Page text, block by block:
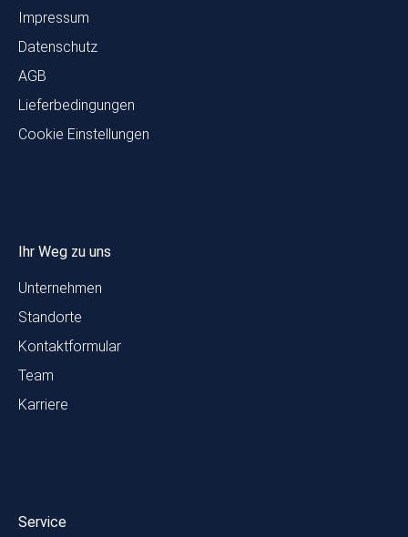
Impressum
Datenschutz
AGB
Lieferbedingungen
Cookie Einstellungen
Ihr Weg zu uns
Unternehmen
Standorte
Kontaktformular
Team
Karriere
Service